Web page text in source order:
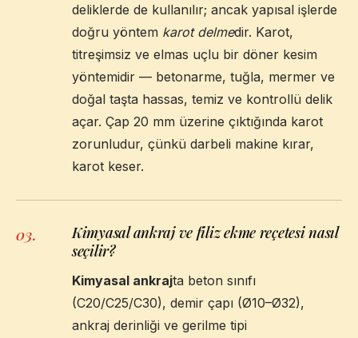
deliklerde de kullanılır; ancak yapısal işlerde
doğru yöntem karot delmedir. Karot,
titreşimsiz ve elmas uçlu bir döner kesim
yöntemidir — betonarme, tuğla, mermer ve
doğal taşta hassas, temiz ve kontrollü delik
açar. Çap 20 mm üzerine çıktığında karot
zorunludur, çünkü darbeli makine kırar,
karot keser.
03.
Kimyasal ankraj ve filiz ekme reçetesi nasıl
seçilir?
Kimyasal ankrajta beton sınıfı
(C20/C25/C30), demir çapı (Ø10–Ø32),
ankraj derinliği ve gerilme tipi